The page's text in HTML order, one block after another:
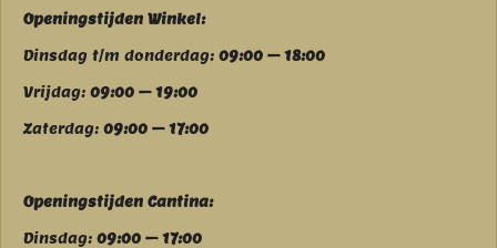
Openingstijden Winkel:
Dinsdag t/m donderdag: 09:00 – 18:00
Vrijdag: 09:00 – 19:00
Zaterdag: 09:00 – 17:00
Openingstijden Cantina:
Dinsdag: 09:00 – 17:00